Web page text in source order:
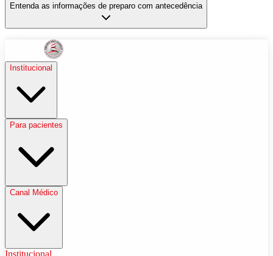
Entenda as informações de preparo com antecedência
Institucional
Para pacientes
Canal Médico